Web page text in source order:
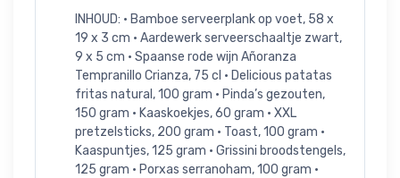
INHOUD: • Bamboe serveerplank op voet, 58 x
19 x 3 cm • Aardewerk serveerschaaltje zwart,
9 x 5 cm • Spaanse rode wijn Añoranza
Tempranillo Crianza, 75 cl • Delicious patatas
fritas natural, 100 gram • Pinda’s gezouten,
150 gram • Kaaskoekjes, 60 gram • XXL
pretzelsticks, 200 gram • Toast, 100 gram •
Kaaspuntjes, 125 gram • Grissini broodstengels,
125 gram • Porxas serranoham, 100 gram •